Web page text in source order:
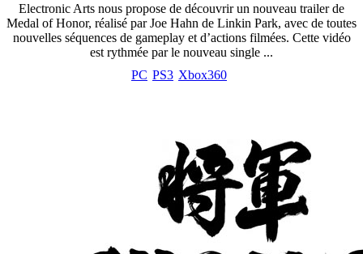
Electronic Arts nous propose de découvrir un nouveau trailer de
Medal of Honor, réalisé par Joe Hahn de Linkin Park, avec de toutes
nouvelles séquences de gameplay et d’actions filmées. Cette vidéo
est rythmée par le nouveau single ...
PC PS3 Xbox360